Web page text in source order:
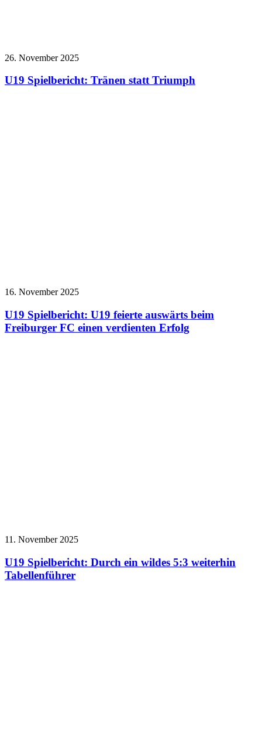
26. November 2025
U19 Spielbericht: Tränen statt Triumph
16. November 2025
U19 Spielbericht: U19 feierte auswärts beim
Freiburger FC einen verdienten Erfolg
11. November 2025
U19 Spielbericht: Durch ein wildes 5:3 weiterhin
Tabellenführer